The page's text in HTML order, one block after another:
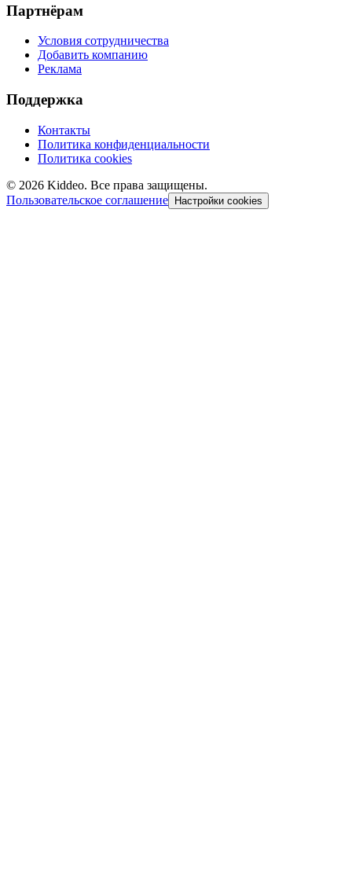
Партнёрам
Условия сотрудничества
Добавить компанию
Реклама
Поддержка
Контакты
Политика конфиденциальности
Политика cookies
© 2026 Kiddeo. Все права защищены.
Пользовательское соглашение
Настройки cookies